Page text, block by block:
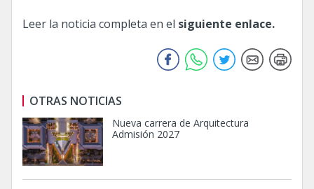
Leer la noticia completa en el siguiente enlace.
OTRAS NOTICIAS
Nueva carrera de Arquitectura
Admisión 2027